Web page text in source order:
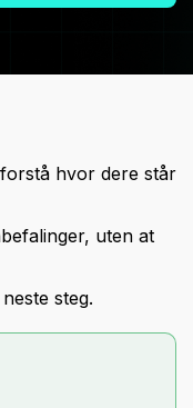
hvor dere står
uten at
steg.